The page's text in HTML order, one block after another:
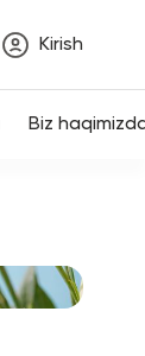
Kirish
Biz